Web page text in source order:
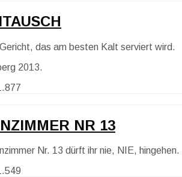
das am besten Kalt serviert wird.
2013.
NR 13
Nr. 13 dürft ihr nie, NIE, hingehen.